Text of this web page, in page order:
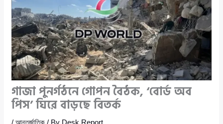
গাজা পুনর্গঠনে গোপন বৈঠক, ‘বোর্ড অব
পিস’ ঘিরে বাড়ছে বিতর্ক
/আন্তর্জাতিক / By Desk Report